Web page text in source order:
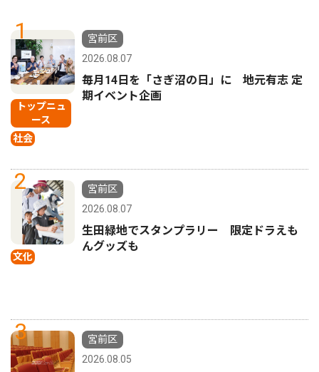
1
トップニュ
ース
社会
宮前区
2026.08.07
毎月14日を「さぎ沼の日」に 地元有志 定
期イベント企画
2
文化
宮前区
2026.08.07
生田緑地でスタンプラリー 限定ドラえも
んグッズも
3
宮前区
2026.08.05